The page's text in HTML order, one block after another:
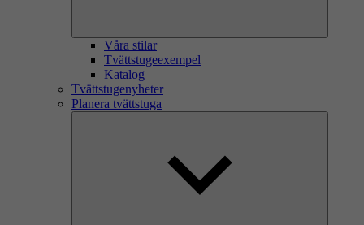
Våra stilar
Tvättstugeexempel
Katalog
Tvättstugenyheter
Planera tvättstuga